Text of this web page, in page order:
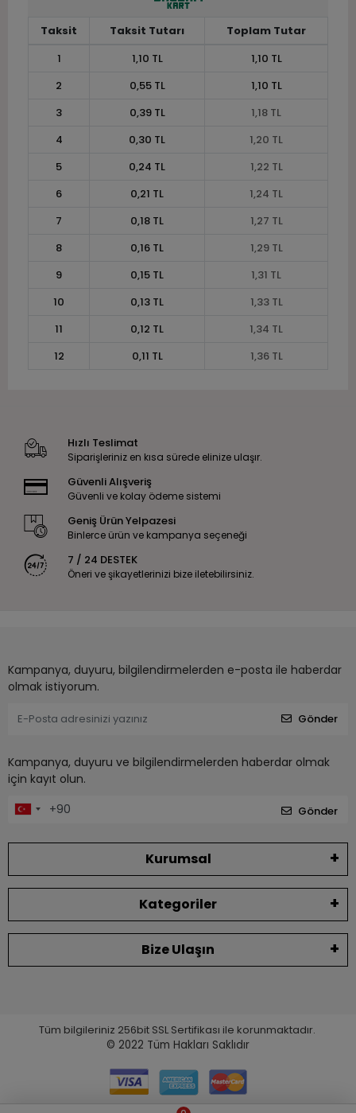
Taksit Taksit Tutarı
Toplam Tutar
1
1,10 TL
1,10 TL
2
0,55 TL
1,10 TL
3
0,39 TL
1,18 TL
4
0,30 TL
1,20 TL
5
0,24 TL
1,22 TL
6
0,21 TL
1,24 TL
7
0,18 TL
1,27 TL
8
0,16 TL
1,29 TL
9
0,15 TL
1,31 TL
10
0,13 TL
1,33 TL
11
0,12 TL
1,34 TL
12
0,11 TL 1,36 TL
Hızlı Teslimat
Siparişleriniz en kısa sürede elinize ulaşır.
Güvenli Alışveriş
Güvenli ve kolay ödeme sistemi
Geniş Ürün Yelpazesi
Binlerce ürün ve kampanya seçeneği
7 / 24 DESTEK
Öneri ve şikayetlerinizi bize iletebilirsiniz.
Kampanya, duyuru, bilgilendirmelerden e-posta ile haberdar
olmak istiyorum.
Gönder
Kampanya, duyuru ve bilgilendirmelerden haberdar olmak
için kayıt olun.
Gönder
Kurumsal
Kategoriler
Bize Ulaşın
Tüm bilgileriniz 256bit SSL Sertifikası ile korunmaktadır.
© 2022 Tüm Hakları Saklıdır